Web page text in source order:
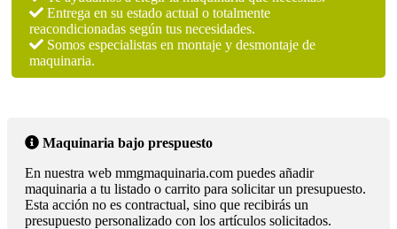
Entrega en su estado actual o totalmente
reacondicionadas según tus necesidades.
Somos especialistas en montaje y desmontaje de
maquinaria.
Maquinaria bajo prespuesto
En nuestra web mmgmaquinaria.com puedes añadir
maquinaria a tu listado o carrito para solicitar un presupuesto.
Esta acción no es contractual, sino que recibirás un
presupuesto personalizado con los artículos solicitados.